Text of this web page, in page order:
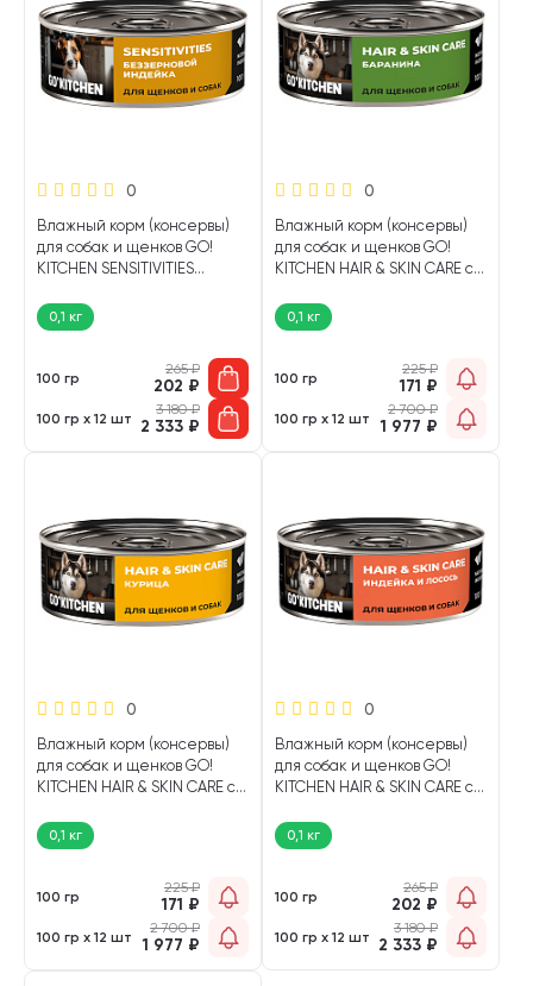
0
Влажный корм (консервы)
для собак и щенков GO!
KITCHEN SENSITIVITIES
чувствительным
пищеварением индейка
0,1 кг
100 гр
265₽
202 ₽
100 гр х 12 шт
3 180₽
2 333 ₽
0
Влажный корм (консервы)
для собак и щенков GO!
KITCHEN HAIR & SKIN CARE с
шерстью баранина (100 гр)
0,1 кг
100 гр
225₽
171 ₽
100 гр х 12 шт
2 700₽
1 977 ₽
0
Влажный корм (консервы)
для собак и щенков GO!
KITCHEN HAIR & SKIN CARE с
шерстью курица (100 гр)
0,1 кг
100 гр
225₽
171 ₽
100 гр х 12 шт
2 700₽
1 977 ₽
0
Влажный корм (консервы)
для собак и щенков GO!
KITCHEN HAIR & SKIN CARE с
шерстью индейка, лосось
(100 гр АКЦ)
0,1 кг
100 гр
265₽
202 ₽
100 гр х 12 шт
3 180₽
2 333 ₽